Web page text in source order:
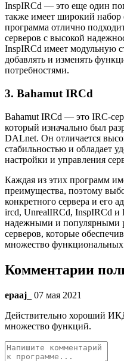
InspIRCd — это еще один
также имеет широкий
программа отлично
серверов с высокой
InspIRCd имеет модульную
добавлять и изменять
потребностями.
3. Bahamut IRCd
Bahamut IRCd — это IRC-
который изначально был
DALnet. Он отличается
стабильностью и обладает
настройки и управления
Каждая из этих программ
преимущества, поэтому
конкретного сервера и его
ircd, UnrealIRCd, InspIRCd и
надежными и популярными
серверов, которые
множество
Комментарии
epaaj_
07 мая 2021
Действительно хороший
множество функций.